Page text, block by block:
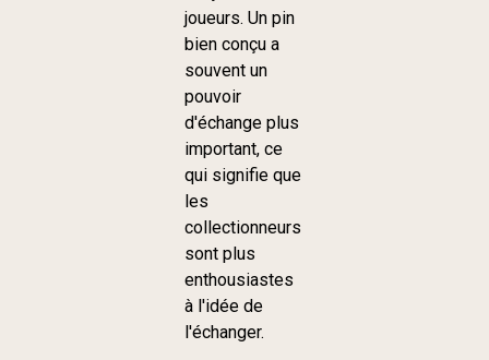
joueurs. Un pin
bien conçu a
souvent un
pouvoir
d'échange plus
important, ce
qui signifie que
les
collectionneurs
sont plus
enthousiastes
à l'idée de
l'échanger.